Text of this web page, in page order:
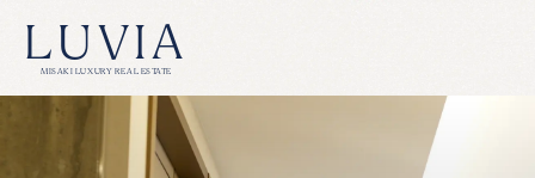
LUVIA
MISAKI LUXURY REAL ESTATE